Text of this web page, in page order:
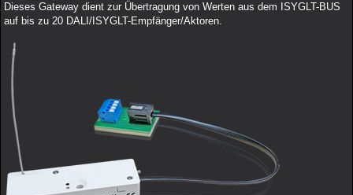
Dieses Gateway dient zur Übertragung von Werten aus dem ISYGLT-BUS
auf bis zu 20 DALI/ISYGLT-Empfänger/Aktoren.